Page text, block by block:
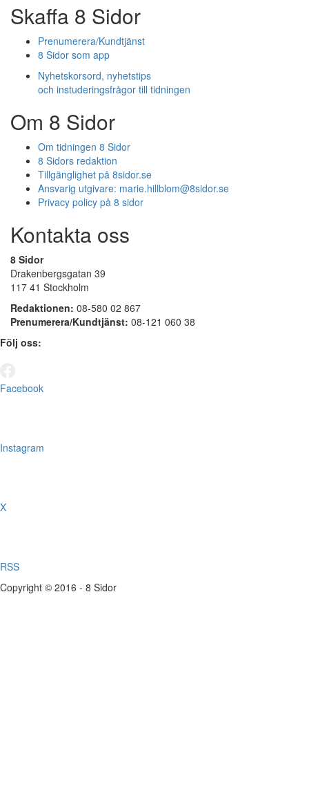
Skaffa 8 Sidor
Prenumerera/Kundtjänst
8 Sidor som app
Nyhetskorsord, nyhetstips
och instuderingsfrågor till tidningen
Om 8 Sidor
Om tidningen 8 Sidor
8 Sidors redaktion
Tillgänglighet på 8sidor.se
Ansvarig utgivare: marie.hillblom@8sidor.se
Privacy policy på 8 sidor
Kontakta oss
8 Sidor
Drakenbergsgatan 39
117 41 Stockholm
Redaktionen: 08-580 02 867
Prenumerera/Kundtjänst: 08-121 060 38
Följ oss:
Facebook
Instagram
X
RSS
Copyright © 2016 - 8 Sidor